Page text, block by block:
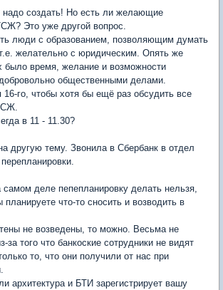
создать! Но есть ли желающие
Это уже другой вопрос.
люди с образованием, позволяющим думать
желательно с юридическим. Опять же
было время, желание и возможности
общественными делами.
16-го, чтобы хотя бы ещё раз обсудить все
в 11 - 11.30?
другую тему. Звонила в Сбербанк в отдел
деле пепепланировку делать нельзя,
что-то сносить и возводить в
не возведены, то можно. Весьма не
за того что банкоские сотрудники не видят
то, что они получили от нас при
архитектура и БТИ зарегистрирует вашу